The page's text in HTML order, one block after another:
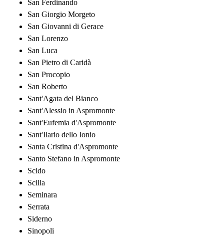
San Ferdinando
San Giorgio Morgeto
San Giovanni di Gerace
San Lorenzo
San Luca
San Pietro di Caridà
San Procopio
San Roberto
Sant'Agata del Bianco
Sant'Alessio in Aspromonte
Sant'Eufemia d'Aspromonte
Sant'Ilario dello Ionio
Santa Cristina d'Aspromonte
Santo Stefano in Aspromonte
Scido
Scilla
Seminara
Serrata
Siderno
Sinopoli